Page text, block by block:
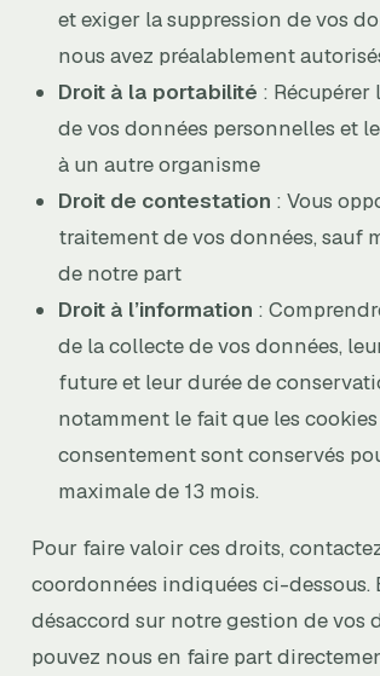
et exiger la suppression de vos
nous avez préalablement
Droit à la portabilité : Récupérer
de vos données personnelles et
à un autre organisme
Droit de contestation : Vous
traitement de vos données, sauf
de notre part
Droit à l’information :
de la collecte de vos données,
future et leur durée de
notamment le fait que les
consentement sont conservés
maximale de 13 mois.
Pour faire valoir ces droits,
coordonnées indiquées ci-dessous.
désaccord sur notre gestion de vos
pouvez nous en faire part